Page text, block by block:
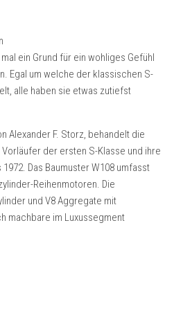
ein Grund für ein wohliges Gefühl
Egal um welche der klassischen S-
alle haben sie etwas zutiefst
Alexander F. Storz, behandelt die
Vorläufer der ersten S-Klasse und ihre
Das Baumuster W108 umfasst
Reihenmotoren. Die
und V8 Aggregate mit
machbare im Luxussegment